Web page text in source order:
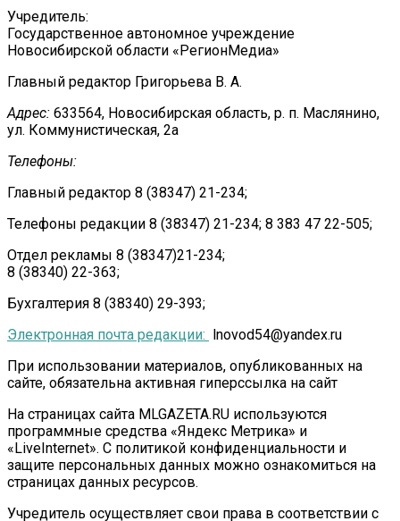
Учредитель:
Государственное автономное учреждение
Новосибирской области «РегионМедиа»
Главный редактор Григорьева В. А.
Адрес: 633564, Новосибирская область, р. п. Маслянино,
ул. Коммунистическая, 2а
Телефоны:
Главный редактор 8 (38347) 21-234;
Телефоны редакции 8 (38347) 21-234; 8 383 47 22-505;
Отдел рекламы 8 (38347)21-234;
8 (38340) 22-363;
Бухгалтерия 8 (38340) 29-393;
Электронная почта редакции: lnovod54@yandex.ru
При использовании материалов, опубликованных на
сайте, обязательна активная гиперссылка на сайт
На страницах сайта MLGAZETA.RU используются
программные средства «Яндекс Метрика» и
«LiveInternet». С политикой конфиденциальности и
защите персональных данных можно ознакомиться на
страницах данных ресурсов.
Учредитель осуществляет свои права в соответствии с